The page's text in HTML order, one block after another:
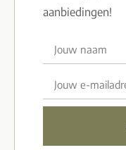
aanbiedingen!